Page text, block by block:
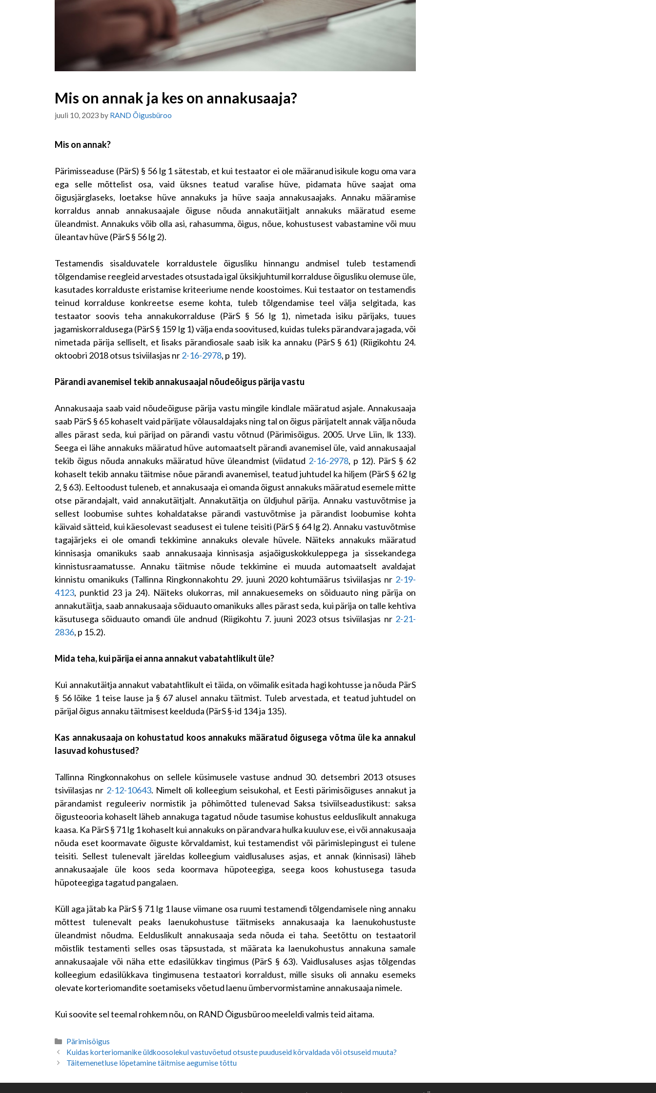
Mis on annak ja kes on annakusaaja?
juuli 10, 2023 by RAND Õigusbüroo
Mis on annak?
Pärimisseaduse (PärS) § 56 lg 1 sätestab, et kui testaator ei ole määranud isikule kogu oma vara
ega selle mõttelist osa, vaid üksnes teatud varalise hüve, pidamata hüve saajat oma
õigusjärglaseks, loetakse hüve annakuks ja hüve saaja annakusaajaks. Annaku määramise
korraldus annab annakusaajale õiguse nõuda annakutäitjalt annakuks määratud eseme
üleandmist. Annakuks võib olla asi, rahasumma, õigus, nõue, kohustusest vabastamine või muu
üleantav hüve (PärS § 56 lg 2).
Testamendis sisalduvatele korraldustele õigusliku hinnangu andmisel tuleb testamendi
tõlgendamise reegleid arvestades otsustada igal üksikjuhtumil korralduse õigusliku olemuse üle,
kasutades korralduste eristamise kriteeriume nende koostoimes. Kui testaator on testamendis
teinud korralduse konkreetse eseme kohta, tuleb tõlgendamise teel välja selgitada, kas
testaator soovis teha annakukorralduse (PärS § 56 lg 1), nimetada isiku pärijaks, tuues
jagamiskorraldusega (PärS § 159 lg 1) välja enda soovitused, kuidas tuleks pärandvara jagada, või
nimetada pärija selliselt, et lisaks pärandiosale saab isik ka annaku (PärS § 61) (Riigikohtu 24.
oktoobri 2018 otsus tsiviilasjas nr2-16-2978, p 19).
Pärandi avanemisel tekib annakusaajal nõudeõigus pärija vastu
Annakusaaja saab vaid nõudeõiguse pärija vastu mingile kindlale määratud asjale. Annakusaaja
saab PärS § 65 kohaselt vaid pärijate võlausaldajaks ning tal on õigus pärijatelt annak välja nõuda
alles pärast seda, kui pärijad on pärandi vastu võtnud (Pärimisõigus. 2005. Urve Liin, lk 133).
Seega ei lähe annakuks määratud hüve automaatselt pärandi avanemisel üle, vaid annakusaajal
tekib õigus nõuda annakuks määratud hüve üleandmist (viidatud 2-16-2978, p 12). PärS § 62
kohaselt tekib annaku täitmise nõue pärandi avanemisel, teatud juhtudel ka hiljem (PärS § 62 lg
2, § 63). Eeltoodust tuleneb, et annakusaaja ei omanda õigust annakuks määratud esemele mitte
otse pärandajalt, vaid annakutäitjalt. Annakutäitja on üldjuhul pärija. Annaku vastuvõtmise ja
sellest loobumise suhtes kohaldatakse pärandi vastuvõtmise ja pärandist loobumise kohta
käivaid sätteid, kui käesolevast seadusest ei tulene teisiti (PärS § 64 lg 2). Annaku vastuvõtmise
tagajärjeks ei ole omandi tekkimine annakuks olevale hüvele. Näiteks annakuks määratud
kinnisasja omanikuks saab annakusaaja kinnisasja asjaõiguskokkuleppega ja sissekandega
kinnistusraamatusse. Annaku täitmise nõude tekkimine ei muuda automaatselt avaldajat
kinnistu omanikuks (Tallinna Ringkonnakohtu 29. juuni 2020 kohtumäärus tsiviilasjas nr 2-19-
4123, punktid 23 ja 24). Näiteks olukorras, mil annakuesemeks on sõiduauto ning pärija on
annakutäitja, saab annakusaaja sõiduauto omanikuks alles pärast seda, kui pärija on talle kehtiva
käsutusega sõiduauto omandi üle andnud (Riigikohtu 7. juuni 2023 otsus tsiviilasjas nr 2-21-
2836, p 15.2).
Mida teha, kui pärija ei anna annakut vabatahtlikult üle?
Kui annakutäitja annakut vabatahtlikult ei täida, on võimalik esitada hagi kohtusse ja nõuda PärS
§ 56 lõike 1 teise lause ja § 67 alusel annaku täitmist. Tuleb arvestada, et teatud juhtudel on
pärijal õigus annaku täitmisest keelduda (PärS §-id 134 ja 135).
Kas annakusaaja on kohustatud koos annakuks määratud õigusega võtma üle ka annakul
lasuvad kohustused?
Tallinna Ringkonnakohus on sellele küsimusele vastuse andnud 30. detsembri 2013 otsuses
tsiviilasjas nr 2-12-10643. Nimelt oli kolleegium seisukohal, et Eesti pärimisõiguses annakut ja
pärandamist reguleeriv normistik ja põhimõtted tulenevad Saksa tsiviilseadustikust: saksa
õigusteooria kohaselt läheb annakuga tagatud nõude tasumise kohustus eelduslikult annakuga
kaasa. Ka PärS § 71 lg 1 kohaselt kui annakuks on pärandvara hulka kuuluv ese, ei või annakusaaja
nõuda eset koormavate õiguste kõrvaldamist, kui testamendist või pärimislepingust ei tulene
teisiti. Sellest tulenevalt järeldas kolleegium vaidlusaluses asjas, et annak (kinnisasi) läheb
annakusaajale üle koos seda koormava hüpoteegiga, seega koos kohustusega tasuda
hüpoteegiga tagatud pangalaen.
Küll aga jätab ka PärS § 71 lg 1 lause viimane osa ruumi testamendi tõlgendamisele ning annaku
mõttest tulenevalt peaks laenukohustuse täitmiseks annakusaaja ka laenukohustuste
üleandmist nõudma. Eelduslikult annakusaaja seda nõuda ei taha. Seetõttu on testaatoril
mõistlik testamenti selles osas täpsustada, st määrata ka laenukohustus annakuna samale
annakusaajale või näha ette edasilükkav tingimus (PärS § 63). Vaidlusaluses asjas tõlgendas
kolleegium edasilükkava tingimusena testaatori korraldust, mille sisuks oli annaku esemeks
olevate korteriomandite soetamiseks võetud laenu ümbervormistamine annakusaaja nimele.
Kui soovite sel teemal rohkem nõu, on RAND Õigusbüroo meeleldi valmis teid aitama.
Categories
Pärimisõigus
Kuidas korteriomanike üldkoosolekul vastuvõetud otsuste puuduseid kõrvaldada või otsuseid muuta?
Täitemenetluse lõpetamine täitmise aegumise tõttu